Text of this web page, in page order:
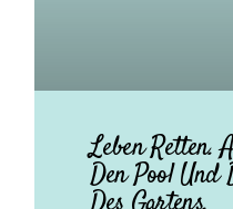
Leben Retten.
Den Pool Und